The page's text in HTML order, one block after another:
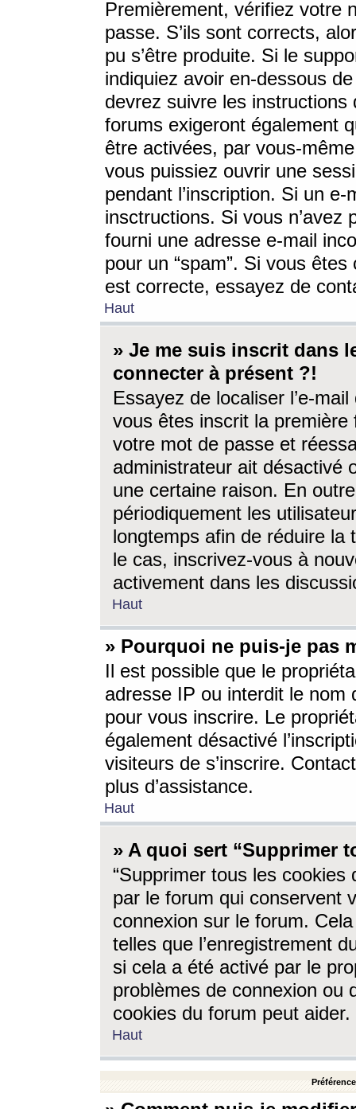
Premièrement, vérifiez votre
passe. S’ils sont corrects,
pu s’être produite. Si le
indiquiez avoir en-dessous
devrez suivre les
forums exigeront également
être activées, par vous-
vous puissiez ouvrir une
pendant l’inscription. Si un
insctructions. Si vous n’avez
fourni une adresse e-mail
pour un “spam”. Si vous
est correcte, essayez de
Haut
» Je me suis inscrit dans
connecter à présent ?!
Essayez de localiser l’e-
vous êtes inscrit la première
votre mot de passe et
administrateur ait désactivé
une certaine raison. En
périodiquement les
longtemps afin de réduire la
le cas, inscrivez-vous à
activement dans les
Haut
» Pourquoi ne puis-je pas
Il est possible que le
adresse IP ou interdit le nom
pour vous inscrire. Le
également désactivé
visiteurs de s’inscrire.
plus d’assistance.
Haut
» A quoi sert “Supprimer
“Supprimer tous les cookies
par le forum qui conservent
connexion sur le forum.
telles que l’enregistrement
si cela a été activé par le
problèmes de connexion ou
cookies du forum peut aider.
Haut